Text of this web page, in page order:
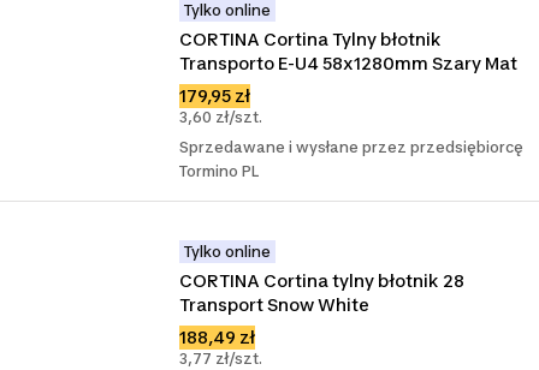
Tylko online
CORTINA Cortina Tylny błotnik
Transporto E-U4 58x1280mm Szary Mat
179,95 zł
3,60 zł/szt.
Sprzedawane i wysłane przez przedsiębiorcę
Tormino PL
Tylko online
CORTINA Cortina tylny błotnik 28
Transport Snow White
188,49 zł
3,77 zł/szt.